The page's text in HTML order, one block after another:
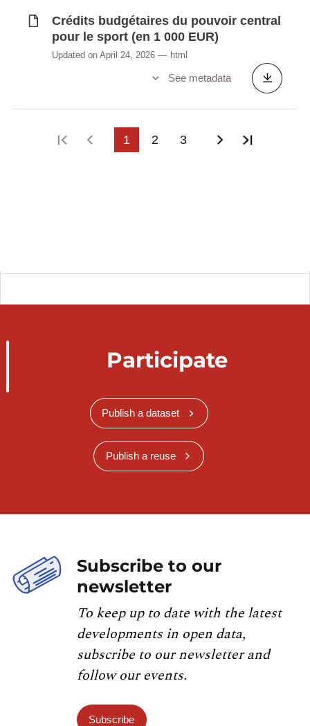
Crédits budgétaires du pouvoir central
pour le sport (en 1 000 EUR)
Updated on April 24, 2026 html
See metadata
First pagePrevious page
1 2 3 Next page
Participate
Publish a dataset
Publish a reuse
Subscribe to our
newsletter
To keep up to date with the latest
developments in open data,
subscribe to our newsletter and
follow our events.
Subscribe